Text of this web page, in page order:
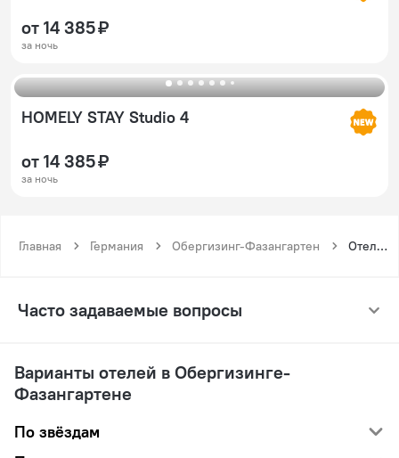
от 14 385 ₽
за ночь
HOMELY STAY Studio 4
от 14 385 ₽
за ночь
Главная Германия Обергизинг-Фазангартен Отели для курящих у Обергизинга-Фазангартена
Часто задаваемые вопросы
Варианты отелей в Обергизинге-
Фазангартене
По звёздам